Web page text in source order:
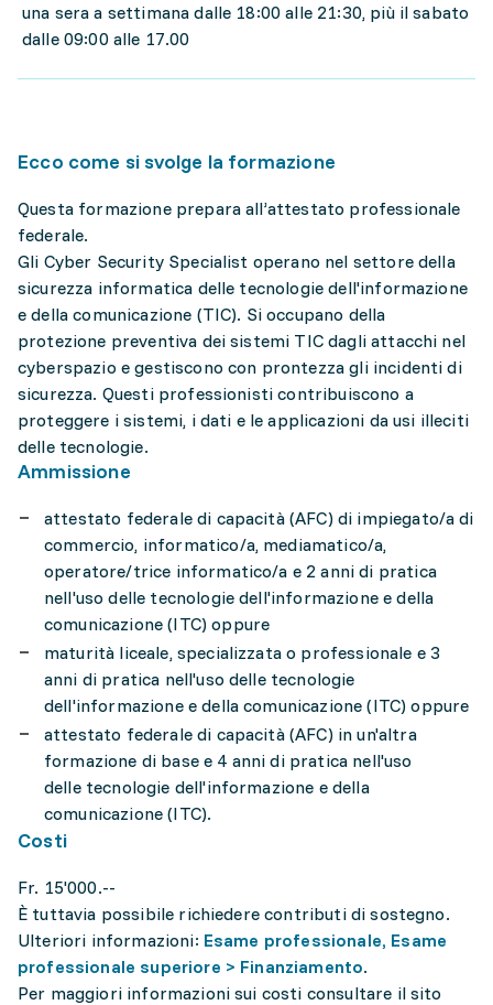
una sera a settimana dalle 18:00 alle 21:30, più il sabato
dalle 09:00 alle 17.00
Ecco come si svolge la formazione
Questa formazione prepara all’attestato professionale
federale.
Gli Cyber Security Specialist operano nel settore della
sicurezza informatica delle tecnologie dell'informazione
e della comunicazione (TIC). Si occupano della
protezione preventiva dei sistemi TIC dagli attacchi nel
cyberspazio e gestiscono con prontezza gli incidenti di
sicurezza. Questi professionisti contribuiscono a
proteggere i sistemi, i dati e le applicazioni da usi illeciti
delle tecnologie.
Ammissione
attestato federale di capacità (AFC) di impiegato/a di
commercio, informatico/a, mediamatico/a,
operatore/trice informatico/a e 2 anni di pratica
nell'uso delle tecnologie dell'informazione e della
comunicazione (ITC) oppure
maturità liceale, specializzata o professionale e 3
anni di pratica nell'uso delle tecnologie
dell'informazione e della comunicazione (ITC) oppure
attestato federale di capacità (AFC) in un'altra
formazione di base e 4 anni di pratica nell'uso
delle tecnologie dell'informazione e della
comunicazione (ITC).
Costi
Fr. 15'000.--
È tuttavia possibile richiedere contributi di sostegno.
Ulteriori informazioni: Esame professionale, Esame
professionale superiore > Finanziamento.
Per maggiori informazioni sui costi consultare il sito